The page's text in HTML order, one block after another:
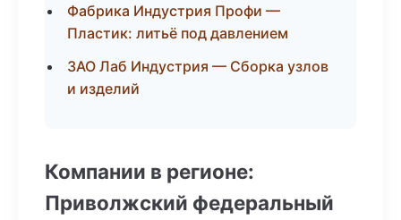
Фабрика Индустрия Профи —
Пластик: литьё под давлением
ЗАО Лаб Индустрия — Сборка узлов
и изделий
Компании в регионе:
Приволжский федеральный